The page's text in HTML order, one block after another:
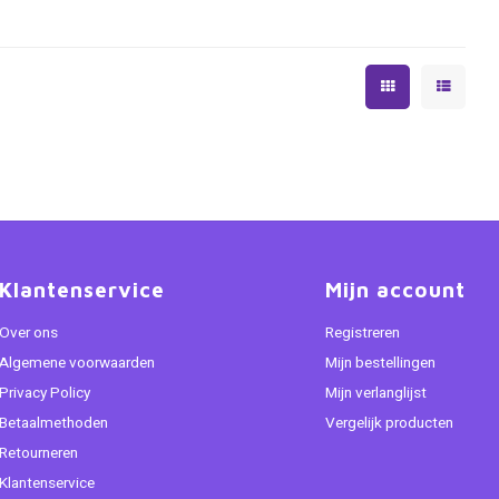
Klantenservice
Over ons
Algemene voorwaarden
Privacy Policy
Betaalmethoden
Retourneren
Klantenservice
Mijn account
Registreren
Mijn bestellingen
Mijn verlanglijst
Vergelijk producten